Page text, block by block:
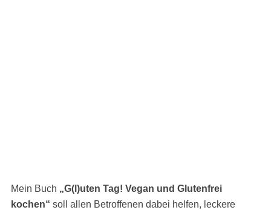
Mein Buch „G(l)uten Tag! Vegan und Glutenfrei
kochen“ soll allen Betroffenen dabei helfen, leckere